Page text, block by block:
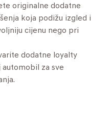
originalne dodatne
koja podižu izgled i
cijenu nego pri
dodatne loyalty
za sve